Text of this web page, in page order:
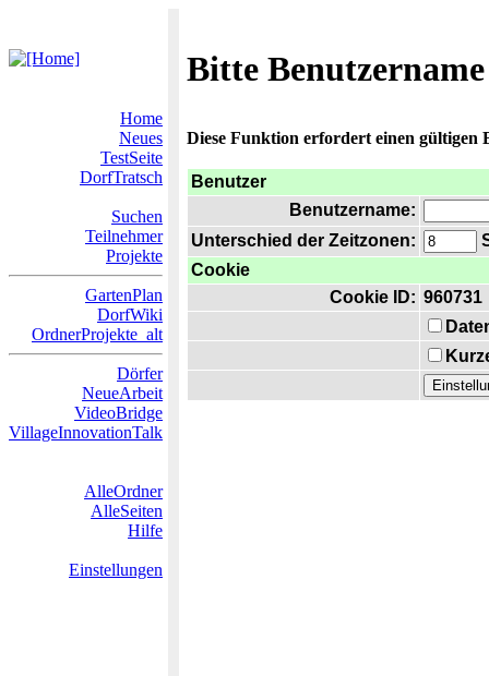
Bitte
Home
Neues
TestSeite
DorfTratsch
Suchen
Teilnehmer
Projekte
GartenPlan
DorfWiki
OrdnerProjekte_alt
Dörfer
NeueArbeit
VideoBridge
VillageInnovationTalk
AlleOrdner
AlleSeiten
Hilfe
Einstellungen
Diese Funktion erfordert einen gültigen
Benutzer
Benutzername:
Unterschied der Zeitzonen:
Cookie
Cookie ID: 960731